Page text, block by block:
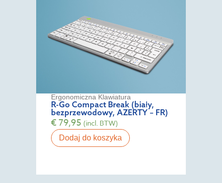
Ergonomiczna Klawiatura
R-Go Compact Break (biały,
bezprzewodowy, AZERTY – FR)
€79,95 (incl. BTW)
Dodaj do koszyka